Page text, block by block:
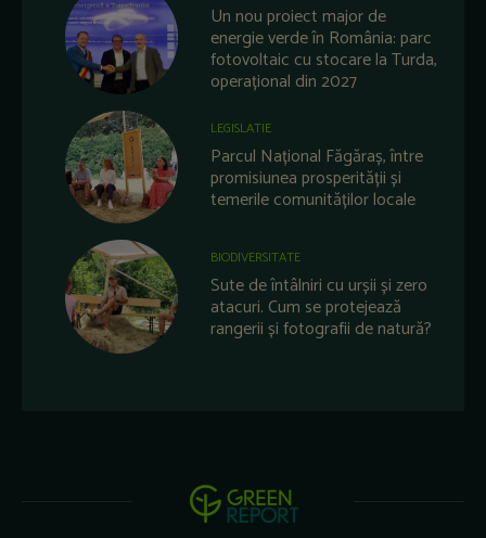
Un nou proiect major de
energie verde în România: parc
fotovoltaic cu stocare la Turda,
operațional din 2027
LEGISLATIE
Parcul Național Făgăraș, între
promisiunea prosperității și
temerile comunităților locale
BIODIVERSITATE
Sute de întâlniri cu urșii și zero
atacuri. Cum se protejează
rangerii și fotografii de natură?